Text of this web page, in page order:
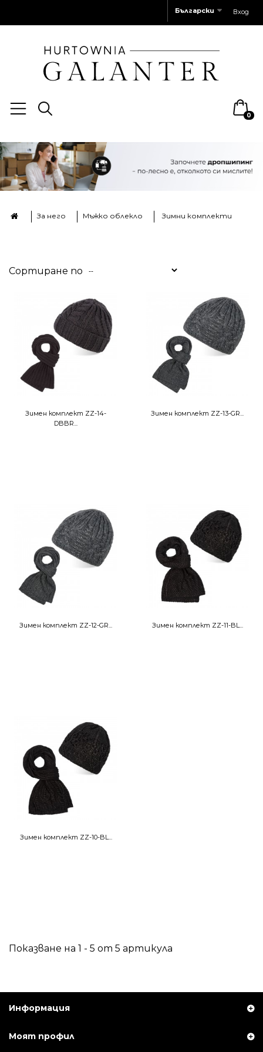
Вход
Български
0
За него Мъжко облекло Зимни комплекти
Сортиране по --
Зимен комплект ZZ-14-
DBBR...
Зимен комплект ZZ-13-GR...
Зимен комплект ZZ-12-GR... Зимен комплект ZZ-11-BL...
Зимен комплект ZZ-10-BL...
Показване на 1 - 5 от 5 артикула
Информация
Моят профил